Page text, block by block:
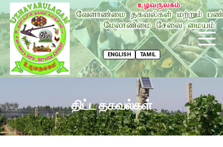
ENGLISH TAMIL
திட்ட தகவல்கள்